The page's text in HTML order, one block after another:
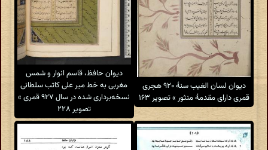
دیوان لسان الغیب سنهٔ ۹۲۰ هجری
قمری دارای مقدمهٔ منثور » تصویر ۱۶۳
دیوان حافظ، قاسم انوار و شمس
مغربی به خط میر علی کاتب سلطانی
نسخه‌برداری شده در سال ۹۲۷ قمری »
تصویر ۲۲۸